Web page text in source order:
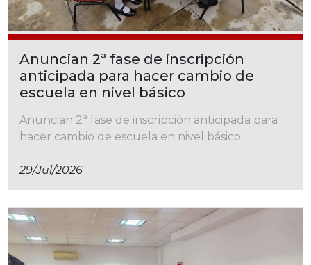
Anuncian 2ª fase de inscripción
anticipada para hacer cambio de
escuela en nivel básico
Anuncian 2ª fase de inscripción anticipada para
hacer cambio de escuela en nivel básico
29/jul/2026